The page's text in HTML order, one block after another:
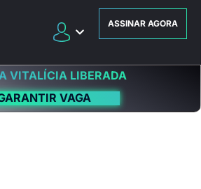
ASSINAR AGORA
VITALÍCIA LIBERADA
VAGA